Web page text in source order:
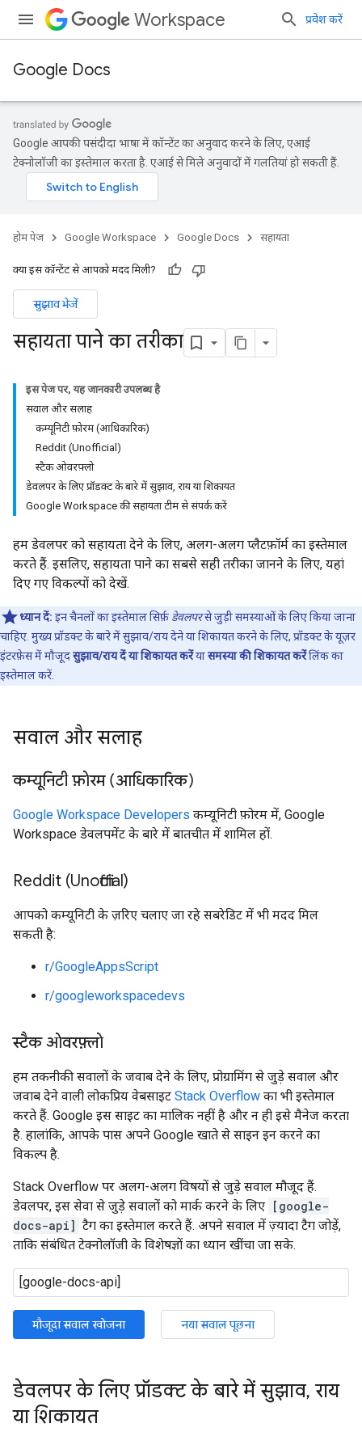
Workspace प्रवेश करें
Google Docs
Google आपकी पसंदीदा भाषा में कॉन्टेंट का अनुवाद करने के लिए, एआई
टेक्नोलॉजी का इस्तेमाल करता है. एआई से मिले अनुवादों में गलतियां हो सकती हैं.
होम पेज Google Workspace Google Docs सहायता
क्या इस कॉन्टेंट से आपको मदद मिली?
सुझाव भेजें
सहायता पाने का तरीका
इस पेज पर, यह जानकारी उपलब्ध है
सवाल और सलाह
कम्यूनिटी फ़ोरम (आधिकारिक)
Reddit (Unofficial)
स्टैक ओवरफ़्लो
डेवलपर के लिए प्रॉडक्ट के बारे में सुझाव, राय या शिकायत
Google Workspace की सहायता टीम से संपर्क करें
हम डेवलपर को सहायता देने के लिए, अलग-अलग प्लैटफ़ॉर्म का इस्तेमाल
करते हैं. इसलिए, सहायता पाने का सबसे सही तरीका जानने के लिए, यहां
दिए गए विकल्पों को देखें.
ध्यान दें: इन चैनलों का इस्तेमाल सिर्फ़ डेवलपरसे जुड़ी समस्याओं के लिए किया जाना
चाहिए. मुख्य प्रॉडक्ट के बारे में सुझाव/राय देने या शिकायत करने के लिए, प्रॉडक्ट के यूज़र
इंटरफ़ेस में मौजूदसुझाव/राय दें या शिकायत करेंयासमस्या की शिकायत करेंलिंक का
इस्तेमाल करें.
सवाल और सलाह
कम्यूनिटी फ़ोरम (आधिकारिक)
Google Workspace Developers कम्यूनिटी फ़ोरम में, Google
Workspace डेवलपमेंट के बारे में बातचीत में शामिल हों.
Reddit (Unofficial)
आपको कम्यूनिटी के ज़रिए चलाए जा रहे सबरेडिट में भी मदद मिल
सकती है:
r/GoogleAppsScript
r/googleworkspacedevs
स्टैक ओवरफ़्लो
हम तकनीकी सवालों के जवाब देने के लिए, प्रोग्रामिंग से जुड़े सवाल और
जवाब देने वाली लोकप्रिय वेबसाइट Stack Overflow का भी इस्तेमाल
करते हैं. Google इस साइट का मालिक नहीं है और न ही इसे मैनेज करता
है. हालांकि, आपके पास अपने Google खाते से साइन इन करने का
विकल्प है.
Stack Overflow पर अलग-अलग विषयों से जुड़े सवाल मौजूद हैं.
डेवलपर, इस सेवा से जुड़े सवालों को मार्क करने के लिए [google-
docs-api] टैग का इस्तेमाल करते हैं. अपने सवाल में ज़्यादा टैग जोड़ें,
ताकि संबंधित टेक्नोलॉजी के विशेषज्ञों का ध्यान खींचा जा सके.
मौजूदा सवाल खोजना नया सवाल पूछना
डेवलपर के लिए प्रॉडक्ट के बारे में सुझाव, राय
या शिकायत